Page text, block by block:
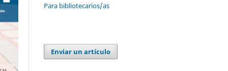
Para bibliotecarios/as
Enviar un artículo